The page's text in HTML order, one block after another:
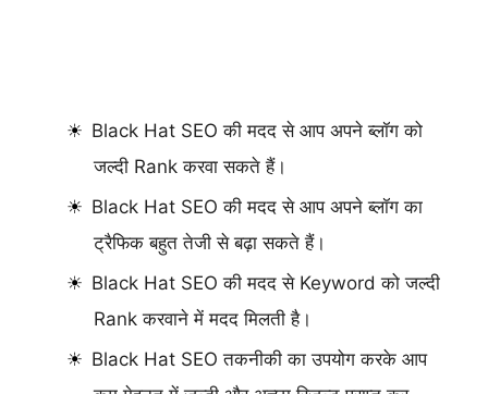
Black Hat SEO की मदद से आप अपने ब्लॉग को
जल्दी Rank करवा सकते हैं।
Black Hat SEO की मदद से आप अपने ब्लॉग का
ट्रैफिक बहुत तेजी से बढ़ा सकते हैं।
Black Hat SEO की मदद से Keyword को जल्दी
Rank करवाने में मदद मिलती है।
Black Hat SEO तकनीकी का उपयोग करके आप